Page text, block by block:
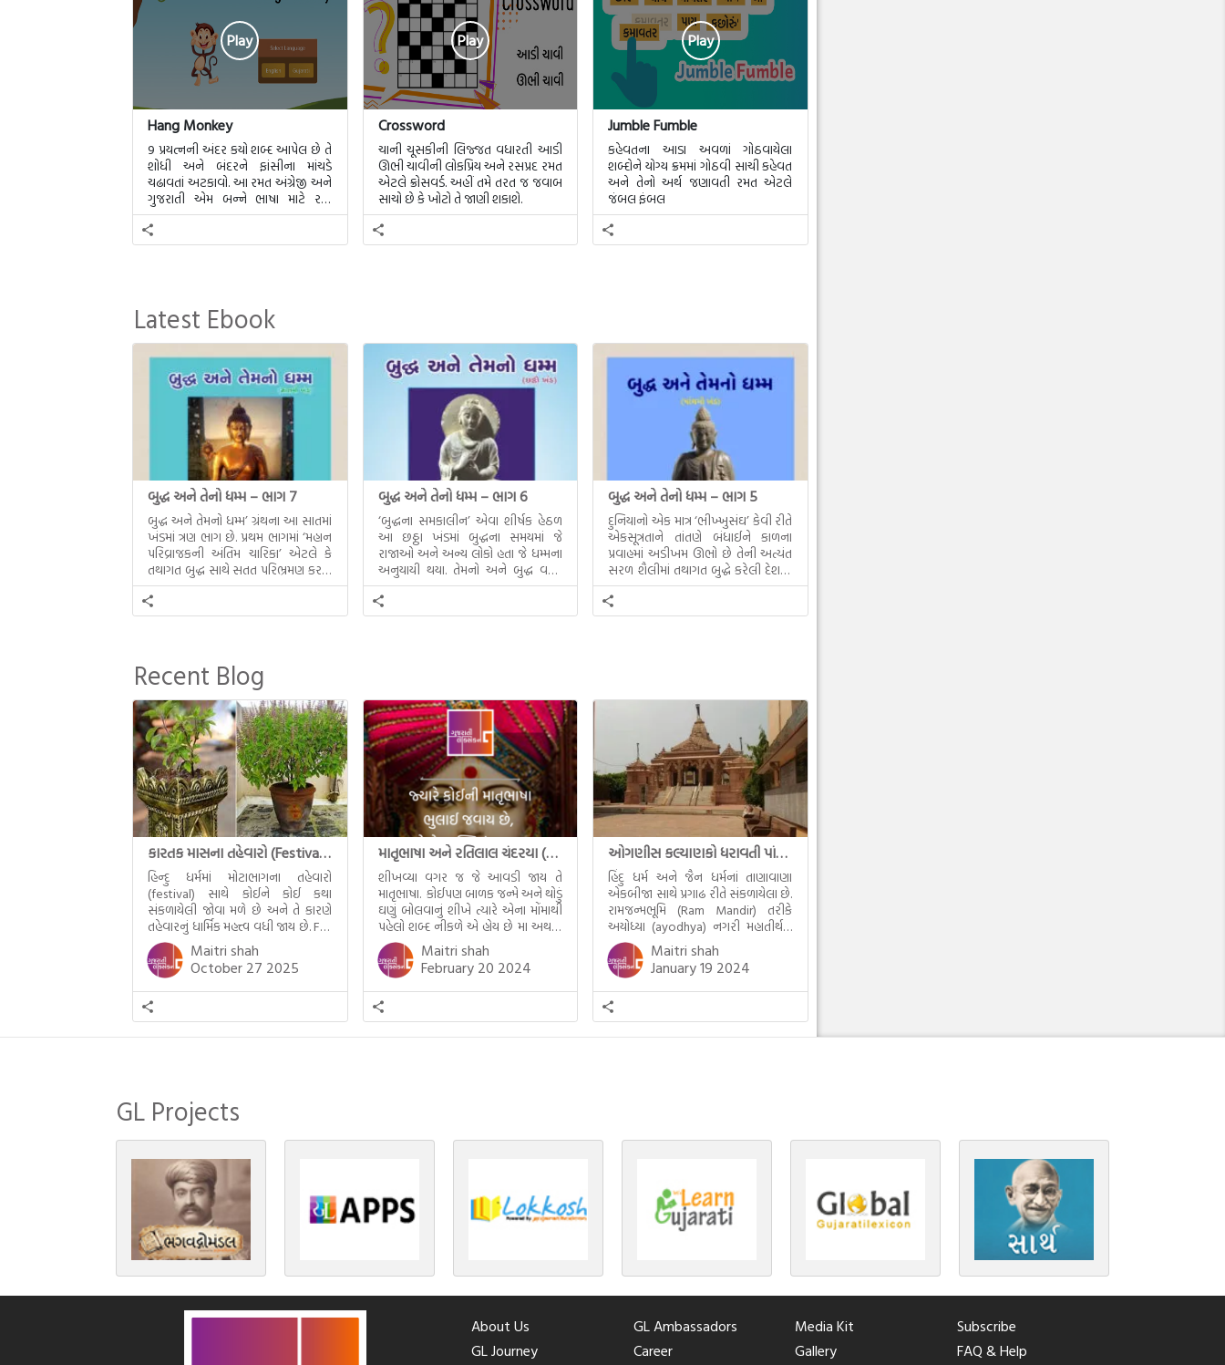
Play
Hang Monkey
9 પ્રયત્નની અંદર કયો શબ્દ આપેલ છે તે
શોધી અને બંદરને ફાંસીના માંચડે
ચઢાવતાં અટકાવો. આ રમત અંગ્રેજી અને
ગુજરાતી એમ બન્ને ભાષા માટે રમી
શકાશે.
Play
Crossword
ચાની ચૂસકીની લિજ્જત વધારતી આડી
ઊભી ચાવીની લોકપ્રિય અને રસપ્રદ રમત
એટલે ક્રોસવર્ડ. અહીં તમે તરત જ જવાબ
સાચો છે કે ખોટો તે જાણી શકાશે.
Play
Jumble Fumble
કહેવતના આડા અવળાં ગોઠવાયેલા
શબ્દોને યોગ્ય ક્રમમાં ગોઠવી સાચી કહેવત
અને તેનો અર્થ જણાવતી રમત એટલે
જંબલ ફંબલ
Latest Ebook
બુદ્ધ અને તેનો ધમ્મ – ભાગ 7
બુદ્ધ અને તેમનો ધમ્મ’ ગ્રંથના આ સાતમાં
ખંડમાં ત્રણ ભાગ છે. પ્રથમ ભાગમાં ‘મહાન
પરિવ્રાજકની અંતિમ ચારિકા’ એટલે કે
તથાગત બુદ્ધ સાથે સતત પરિભ્રમણ કરતા
સહચારીઓ સાથે ફરી એકવારની
મુલાકાત, બીજા ભાગમાં તથાગતે
વૈશાલીથી વિદાય લીધી તે અને ત્રીજા
દૃશ્યો અંકિત થયાં છે. ટૂંકમાં બુદ્ધનાં
જીવનના અંતિમ દિવસોની યાત્રાનો
પરિપાક જોવા મળે […]
બુદ્ધ અને તેનો ધમ્મ – ભાગ 6
‘બુદ્ધના સમકાલીન’ એવા શીર્ષક હેઠળ
આ છઠ્ઠા ખંડમાં બુદ્ધના સમયમાં જે
રાજાઓ અને અન્ય લોકો હતા જે ધમ્મના
અનુયાયી થયા. તેમનો અને બુદ્ધ વચ્ચે
થયેલો સત્સંગ વીશે જાણકારી મળે છે.
બુદ્ધ અને તેનો ધમ્મ – ભાગ 5
દુનિયાનો એક માત્ર ‘ભીખ્ખુસંઘ’ કેવી રીતે
એકસૂત્રતાને તાંતણે બંધાઈને કાળના
પ્રવાહમાં અડીખમ ઊભો છે તેની અત્યંત
સરળ શૈલીમાં તથાગત બુદ્ધે કરેલી દેશના
સમાવતો મૂલ્યવાન ગ્રંથ એટલે બુદ્ધ અને
તેનો ધમ્મ.
Recent Blog
કારતક માસના તહેવારો (Festival of Kartik)
હિન્દુ ધર્મમાં મોટાભાગના તહેવારો
(festival) સાથે કોઈને કોઈ કથા
સંકળાયેલી જોવા મળે છે અને તે કારણે
તહેવારનું ધાર્મિક મહત્ત્વ વધી જાય છે. For
example, હાલમાં જ પ્રકાશનો તહેવાર
દિવાળી(diwali)ની ઉજવણી થઈ. પરંતુ
અષાઢ મહિનામાં આવતી દેવપોઢી
અગિયારસથી લઈને કારતિક સુદ
અગિયારસના રોજ આવતી દેવ ઊઠી
અગિયારસ વચ્ચે મોટેભાગે યજ્ઞોપવીત
સંસ્કાર, લગ્ન, દીક્ષાગ્રહણ, યજ્ઞ, ગૃહપ્રવેશ
Maitri shah
October 27 2025
માતૃભાષા અને રતિલાલ ચંદરયા (Ratilal Chandaria)
શીખવ્યા વગર જ જે આવડી જાય તે
માતૃભાષા. કોઈપણ બાળક જન્મે અને થોડું
ઘણું બોલવાનું શીખે ત્યારે એના મોંમાથી
પહેલો શબ્દ નીકળે એ હોય છે મા અથવા
મમ એટલે કે ખાવાનું. વળી આપણે
બાળકને સૂવડાવવા માટે જે ગીત કે
હાલરડાં ગાઈએ છીએ તે પણ આપણે
ગુજરાતીમાં જ ગાઈએ છીએ અંગ્રેજી ગીતો
નથી ગાતા. આમ બાળકને […]
Maitri shah
February 20 2024
ઓગણીસ કલ્યાણકો ધરાવતી પાંચ તીર્થંકરોની પરમ પાવન જન્મભૂમિ – અયોધ્યા (Ayodhya)
હિંદુ ધર્મ અને જૈન ધર્મનાં તાણાવાણા
એકબીજા સાથે પ્રગાઢ રીતે સંકળાયેલા છે.
રામજન્મભૂમિ (Ram Mandir) તરીકે
અયોધ્યા (ayodhya) નગરી મહાતીર્થનું
ગૌરવ પામી છે, તો એ જ રીતે જૈન ધર્મના
ચોવીસ તીર્થંકરોમાંથી પાંચ-પાંચ
તીર્થંકરોનો જન્મ આ અયોધ્યાની પાવન
ભૂમિ પર થયો છે. જૈન ધર્મમાં ચોવીસ
તીર્થંકરોમાંથી પાંચ-પાંચ તીર્થંકરોનાં
કલ્યાણકો અહીં આવ્યાં છે. દરેક
તીર્થંકરના જીવનની ચ્યવન(માતાના […]
Maitri shah
January 19 2024
GL Projects
About Us
GL Journey
GL Ambassadors
Career
Media Kit
Gallery
Subscribe
FAQ & Help